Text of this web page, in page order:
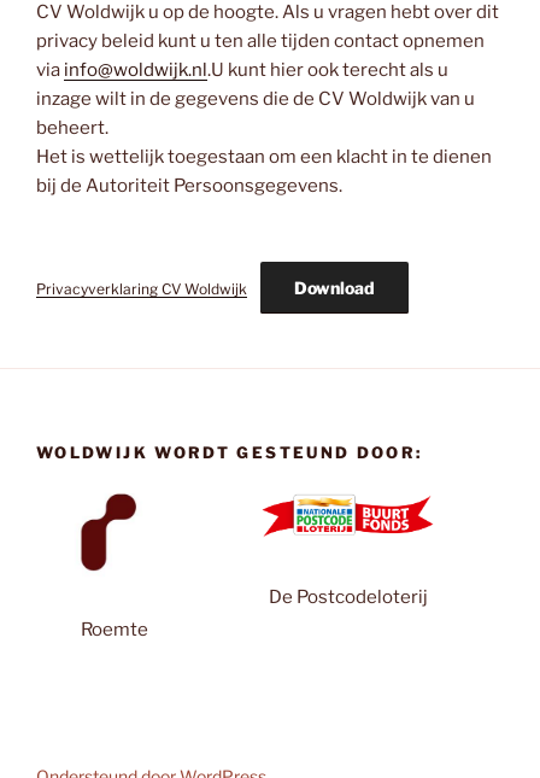
CV Woldwijk u op de hoogte. Als u vragen hebt over dit
privacy beleid kunt u ten alle tijden contact opnemen
via info@woldwijk.nl .U kunt hier ook terecht als u
inzage wilt in de gegevens die de CV Woldwijk van u
beheert.
Het is wettelijk toegestaan om een klacht in te dienen
bij de Autoriteit Persoonsgegevens.
Privacyverklaring CV Woldwijk Download
WOLDWIJK WORDT GESTEUND DOOR:
Roemte
De Postcodeloterij